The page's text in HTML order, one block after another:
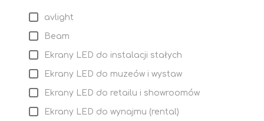
avlight
Beam
Ekrany LED do instalacji stałych
Ekrany LED do muzeów i wystaw
Ekrany LED do retailu i showroomów
Ekrany LED do wynajmu (rental)